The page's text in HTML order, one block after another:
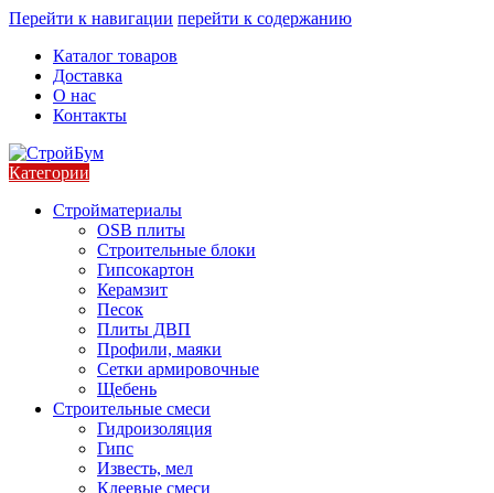
Перейти к навигации перейти к содержанию
Каталог товаров
Доставка
О нас
Контакты
Категории
Стройматериалы
OSB плиты
Строительные блоки
Гипсокартон
Керамзит
Песок
Плиты ДВП
Профили, маяки
Сетки армировочные
Щебень
Строительные смеси
Гидроизоляция
Гипс
Известь, мел
Клеевые смеси